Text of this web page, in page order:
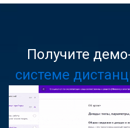
Получите
системе